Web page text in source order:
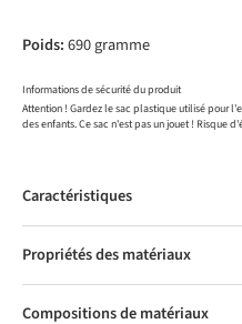
Poids:690 gramme
Informations de sécurité du produit
Attention ! Gardez le sac plastique utilisé pour
des enfants. Ce sac n'est pas un jouet ! Risque
Caractéristiques
Propriétés des matériaux
Compositions de matériaux